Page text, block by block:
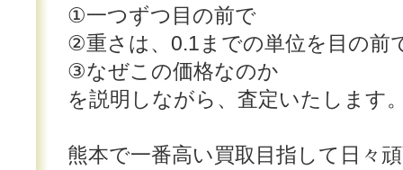
①一つずつ目の前で
②重さは、0.1までの単位を目の前
③なぜこの価格なのか
を説明しながら、査定いたします
熊本で一番高い買取目指して日々